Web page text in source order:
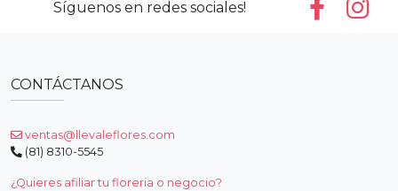
Síguenos en redes sociales!
CONTÁCTANOS
ventas@llevaleflores.com
(81) 8310-5545
¿Quieres afiliar tu floreria o negocio?